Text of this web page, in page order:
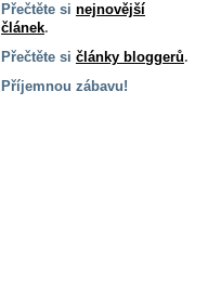
Přečtěte si nejnovější
článek.
Přečtěte si články bloggerů.
Příjemnou zábavu!